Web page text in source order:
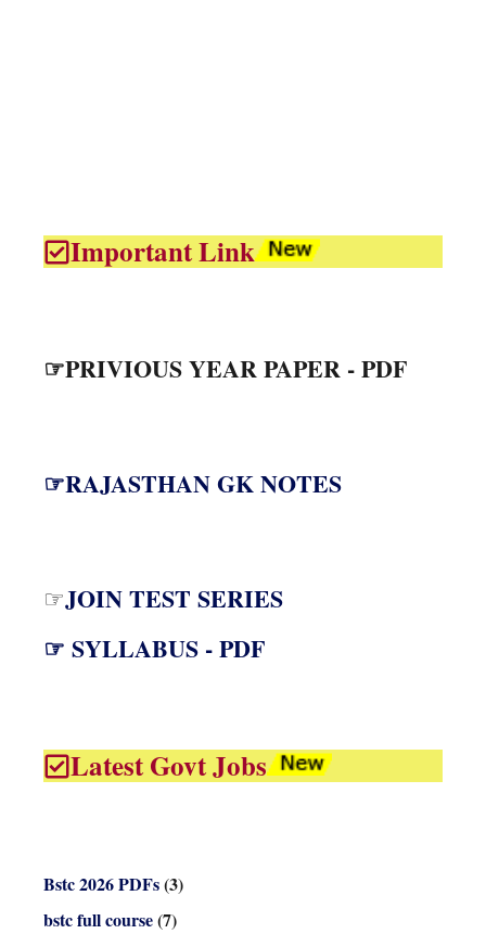
Important Link
☞PRIVIOUS YEAR PAPER - PDF
☞RAJASTHAN GK NOTES
☞JOIN TEST SERIES
☞ SYLLABUS - PDF
Latest Govt Jobs
Bstc 2026 PDFs(3)
bstc full course(7)